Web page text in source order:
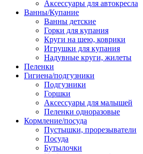
Аксессуары для автокресла
Ванны/Купание
Ванны детские
Горки для купания
Круги на шею, коврики
Игрушки для купания
Надувные круги, жилеты
Пеленки
Гигиена/подгузники
Подгузники
Горшки
Аксессуары для малышей
Пеленки одноразовые
Кормление/посуда
Пустышки, прорезыватели
Посуда
Бутылочки